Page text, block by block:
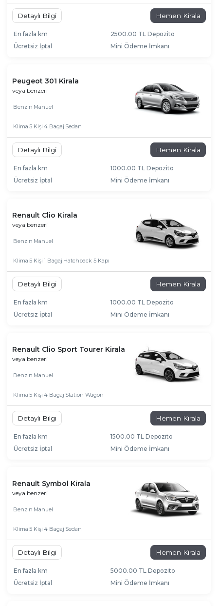
Detaylı Bilgi Hemen Kirala
En fazla km
2500.00 TL Depozito
Ücretsiz İptal
Mini Ödeme İmkanı
Peugeot 301 Kirala
veya benzeri
Benzin Manuel
Klima 5 Kişi 4 Bagaj Sedan
Detaylı Bilgi Hemen Kirala
En fazla km
1000.00 TL Depozito
Ücretsiz İptal
Mini Ödeme İmkanı
Renault Clio Kirala
veya benzeri
Benzin Manuel
Klima 5 Kişi 1 Bagaj Hatchback 5 Kapı
Detaylı Bilgi Hemen Kirala
En fazla km
1000.00 TL Depozito
Ücretsiz İptal
Mini Ödeme İmkanı
Renault Clio Sport Tourer Kirala
veya benzeri
Benzin Manuel
Klima 5 Kişi 4 Bagaj Station Wagon
Detaylı Bilgi Hemen Kirala
En fazla km
1500.00 TL Depozito
Ücretsiz İptal
Mini Ödeme İmkanı
Renault Symbol Kirala
veya benzeri
Benzin Manuel
Klima 5 Kişi 4 Bagaj Sedan
Detaylı Bilgi Hemen Kirala
En fazla km
5000.00 TL Depozito
Ücretsiz İptal
Mini Ödeme İmkanı